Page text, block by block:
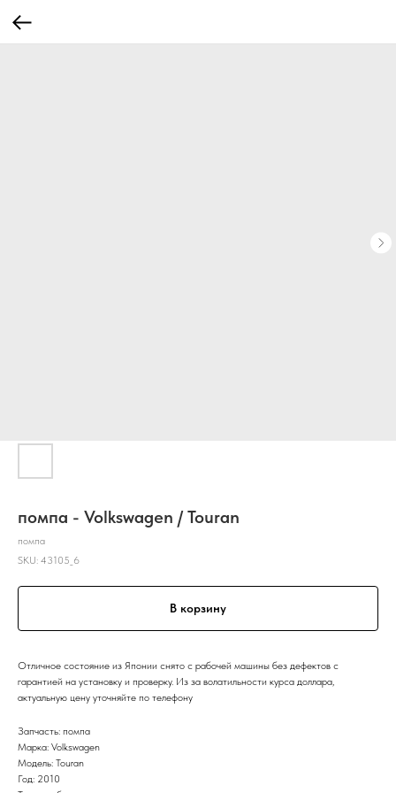
помпа - Volkswagen / Touran
помпа
SKU: 43105_6
В корзину
Отличное состояние из Японии снято с рабочей машины без дефектов с
гарантией на установку и проверку. Из за волатильности курса доллара,
актуальную цену уточняйте по телефону
Запчасть: помпа
Марка: Volkswagen
Модель: Touran
Год: 2010